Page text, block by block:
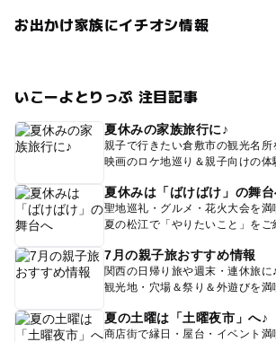
お出かけ家族にイチオシ情報
いこーよとりっぷ 注目記事
夏休みの家族旅行に♪
親子で行きたい倉敷市の観光名所
映画のロケ地巡り＆親子向けの体
夏休みは「ばけばけ」の舞
聖地巡礼・グルメ・花火大会を満
夏の松江で「やりたいこと」をご
7月の親子旅おすすめ情報
関西の日帰り旅や週末・連休旅に♪
観光地・穴場＆祭り＆外遊びを満
夏の土曜は「土曜夜市」へ♪
商店街で縁日・屋台・イベント満